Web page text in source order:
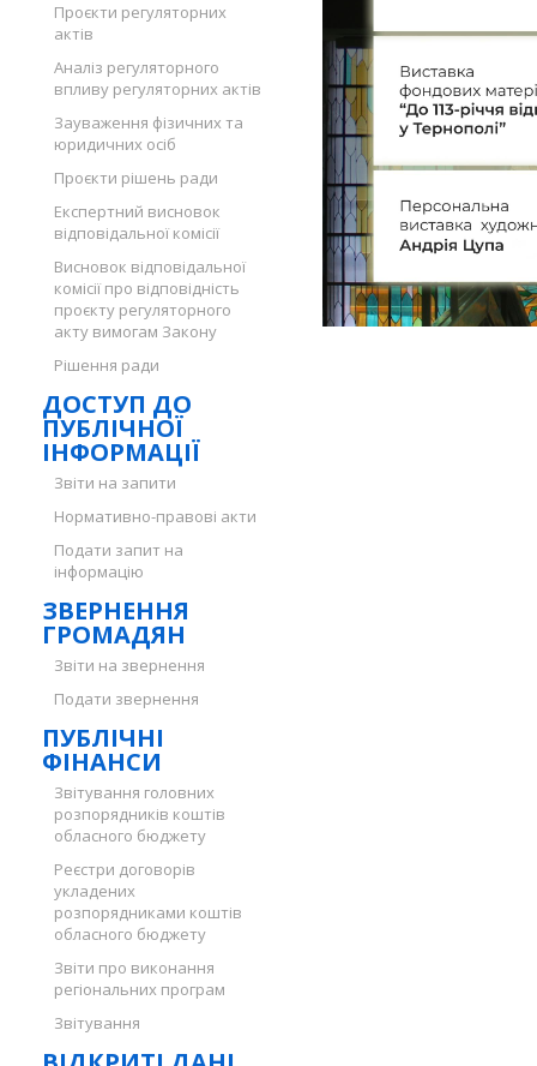
Проєкти регуляторних
актів
Аналіз регуляторного
впливу регуляторних актів
Зауваження фізичних та
юридичних осіб
Проєкти рішень ради
Експертний висновок
відповідальної комісії
Висновок відповідальної
комісії про відповідність
проєкту регуляторного
акту вимогам Закону
Рішення ради
ДОСТУП ДО
ПУБЛІЧНОЇ
ІНФОРМАЦІЇ
Звіти на запити
Нормативно-правові акти
Подати запит на
інформацію
ЗВЕРНЕННЯ
ГРОМАДЯН
Звіти на звернення
Подати звернення
ПУБЛІЧНІ
ФІНАНСИ
Звітування головних
розпорядників коштів
обласного бюджету
Реєстри договорів
укладених
розпорядниками коштів
обласного бюджету
Звіти про виконання
регіональних програм
Звітування